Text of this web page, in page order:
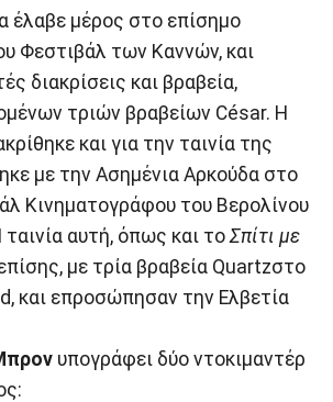
έλαβε μέρος στο επίσημο
Φεστιβάλ των Καννών, και
διακρίσεις και βραβεία,
τριών βραβείων César. Η
και για την ταινία της
με την Ασημένια Αρκούδα στο
Κινηματογράφου του Βερολίνου
αυτή, όπως και το Σπίτι με
με τρία βραβεία Quartzστο
και επροσώπησαν την Ελβετία
υπογράφει δύο ντοκιμαντέρ